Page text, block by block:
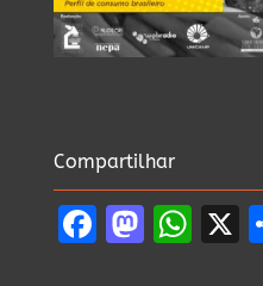
Compartilhar
Facebook
X